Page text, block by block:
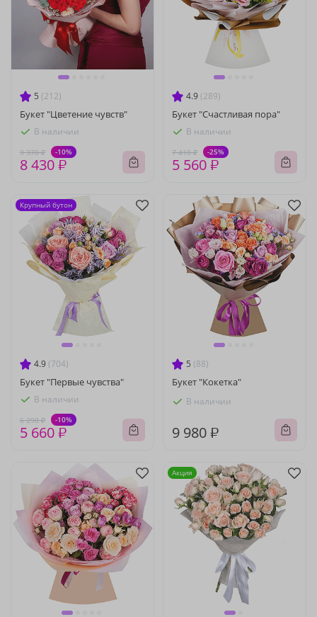
5 (212)
Букет "Цветение чувств"
В наличии
9 370 ₽ -10%
8 430 ₽
4.9 (289)
Букет "Счастливая пора"
В наличии
7 410 ₽ -25%
5 560 ₽
4.9 (704)
Букет "Первые чувства"
В наличии
6 290 ₽ -10%
5 660 ₽
Крупный бутон
5 (88)
Букет "Кокетка"
В наличии
9 980 ₽
Акция